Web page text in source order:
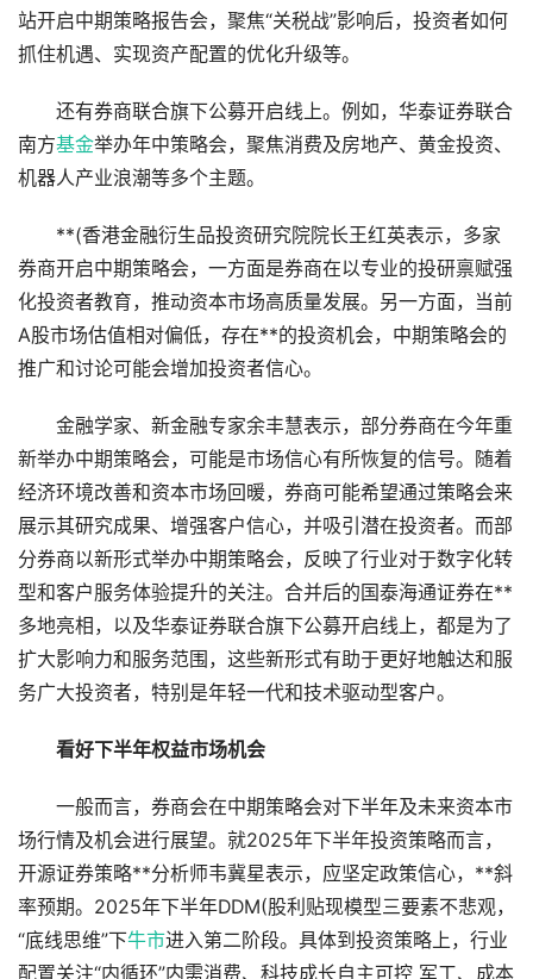
站开启中期策略报告会，聚焦“关税战”影响后，投资者如何
抓住机遇、实现资产配置的优化升级等。
还有券商联合旗下公募开启线上。例如，华泰证券联合
南方基金举办年中策略会，聚焦消费及房地产、黄金投资、
机器人产业浪潮等多个主题。
**(香港金融衍生品投资研究院院长王红英表示，多家
券商开启中期策略会，一方面是券商在以专业的投研禀赋强
化投资者教育，推动资本市场高质量发展。另一方面，当前
A股市场估值相对偏低，存在**的投资机会，中期策略会的
推广和讨论可能会增加投资者信心。
金融学家、新金融专家余丰慧表示，部分券商在今年重
新举办中期策略会，可能是市场信心有所恢复的信号。随着
经济环境改善和资本市场回暖，券商可能希望通过策略会来
展示其研究成果、增强客户信心，并吸引潜在投资者。而部
分券商以新形式举办中期策略会，反映了行业对于数字化转
型和客户服务体验提升的关注。合并后的国泰海通证券在**
多地亮相，以及华泰证券联合旗下公募开启线上，都是为了
扩大影响力和服务范围，这些新形式有助于更好地触达和服
务广大投资者，特别是年轻一代和技术驱动型客户。
看好下半年权益市场机会
一般而言，券商会在中期策略会对下半年及未来资本市
场行情及机会进行展望。就2025年下半年投资策略而言，
开源证券策略**分析师韦冀星表示，应坚定政策信心，**斜
率预期。2025年下半年DDM(股利贴现模型三要素不悲观，
“底线思维”下牛市进入第二阶段。具体到投资策略上，行业
配置关注“内循环”内需消费、科技成长自主可控 军工、成本